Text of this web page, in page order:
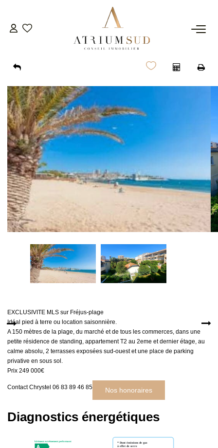
TRANSACTION
GESTION
SYNDIC
ESTIMATION
AGENCE
MON COMPTE
EN
EXCLUSIVITE MLS sur Fréjus-plage
Idéal pied à terre ou location saisonnière.
A 150 mètres de la plage, du marché et de tous les commerces, dans une
petite résidence de standing, appartement T2 au 2eme et dernier étage, au
calme absolu, 2 terrasses exposées sud-ouest et une place de parking
privative en sous sol.
Prix 249 000€
Contact Chrystel 06 83 89 46 85 Nos honoraires
Diagnostics énergétiques